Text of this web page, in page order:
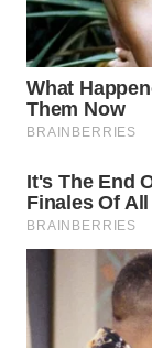
WN
CIREBON
WN
INDRAMAYU
WN
KUNINGAN
MAJALENGKA